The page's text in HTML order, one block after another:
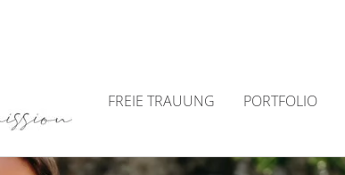
FREIE TRAUUNG PORTFOLIO